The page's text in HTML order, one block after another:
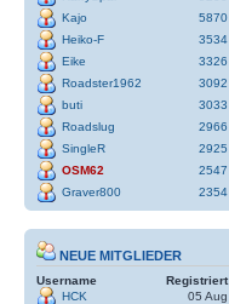
Kajo
5870
Heiko-F
3534
Eike
3326
Roadster1962
3092
buti
3033
Roadslug
2966
SingleR
2925
OSM62
2547
Graver800
2354
NEUE MITGLIEDER
Username
Registriert
HCK
05 Aug